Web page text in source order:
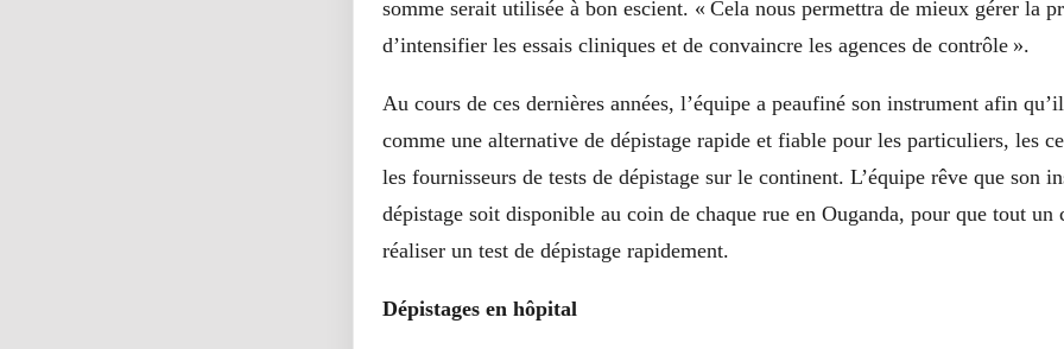
somme serait utilisée à bon escient. « Cela nous permettra de mieux gérer la
d’intensifier les essais cliniques et de convaincre les agences de contrôle ».
Au cours de ces dernières années, l’équipe a peaufiné son instrument afin
comme une alternative de dépistage rapide et fiable pour les particuliers, les
les fournisseurs de tests de dépistage sur le continent. L’équipe rêve que son
dépistage soit disponible au coin de chaque rue en Ouganda, pour que tout un
réaliser un test de dépistage rapidement.
Dépistages en hôpital